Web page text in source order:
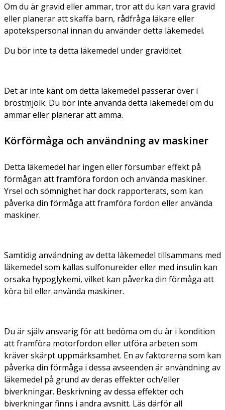
Om du är gravid eller ammar, tror att du kan vara gravid
eller planerar att skaffa barn, rådfråga läkare eller
apotekspersonal innan du använder detta läkemedel.
Du bör inte ta detta läkemedel under graviditet.
Det är inte känt om detta läkemedel passerar över i
bröstmjölk. Du bör inte använda detta läkemedel om du
ammar eller planerar att amma.
Körförmåga och användning av maskiner
Detta läkemedel har ingen eller försumbar effekt på
förmågan att framföra fordon och använda maskiner.
Yrsel och sömnighet har dock rapporterats, som kan
påverka din förmåga att framföra fordon eller använda
maskiner.
Samtidig användning av detta läkemedel tillsammans med
läkemedel som kallas sulfonureider eller med insulin kan
orsaka hypoglykemi, vilket kan påverka din förmåga att
köra bil eller använda maskiner.
Du är själv ansvarig för att bedöma om du är i kondition
att framföra motorfordon eller utföra arbeten som
kräver skärpt uppmärksamhet. En av faktorerna som kan
påverka din förmåga i dessa avseenden är användning av
läkemedel på grund av deras effekter och/eller
biverkningar. Beskrivning av dessa effekter och
biverkningar finns i andra avsnitt. Läs därför all